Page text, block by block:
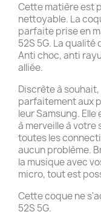
Cette matière est
nettoyable. La
parfaite prise en
52S 5G. La
Anti choc, anti
alliée.
Discrète à
parfaitement aux
leur Samsung.
à merveille à votre
toutes les
aucun problème.
la musique avec
micro, tout est
Cette coque ne
52S 5G.